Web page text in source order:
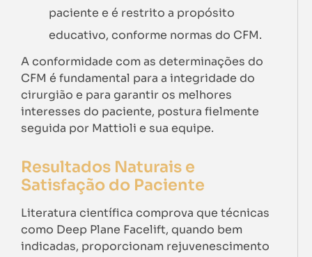
paciente e é restrito a propósito
educativo, conforme normas do CFM.
A conformidade com as determinações do
CFM é fundamental para a integridade do
cirurgião e para garantir os melhores
interesses do paciente, postura fielmente
seguida por Mattioli e sua equipe.
Resultados Naturais e
Satisfação do Paciente
Literatura científica comprova que técnicas
como Deep Plane Facelift, quando bem
indicadas, proporcionam rejuvenescimento